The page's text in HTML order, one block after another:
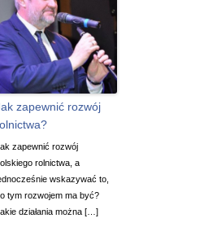
zapewnić rozwój
zapewnić rozwój
rolnictwa, a
wskazywać to,
tym rozwojem ma być?
działania można […]